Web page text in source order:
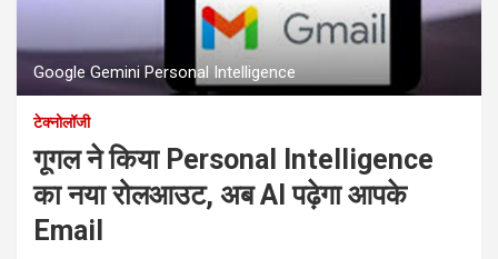
Google Gemini Personal Intelligence
टेक्नोलॉजी
गूगल ने किया Personal Intelligence
का नया रोलआउट, अब AI पढ़ेगा आपके
Email